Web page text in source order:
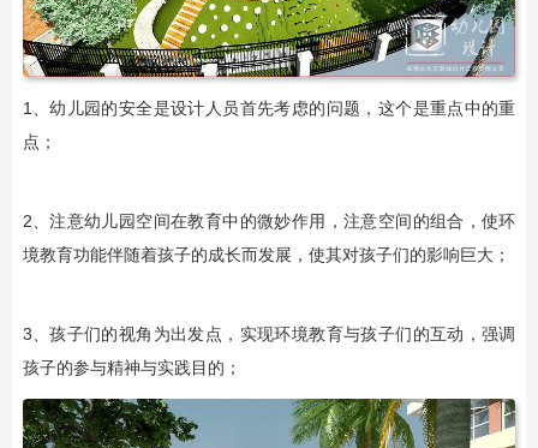
1、幼儿园的安全是设计人员首先考虑的问题，这个是重点中的重
点；
2、注意幼儿园空间在教育中的微妙作用，注意空间的组合，使环
境教育功能伴随着孩子的成长而发展，使其对孩子们的影响巨大；
3、孩子们的视角为出发点，实现环境教育与孩子们的互动，强调
孩子的参与精神与实践目的；